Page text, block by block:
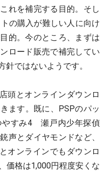
れを補完する目的。そし
の購入が難しい人に向け
的。今のところ、まずは
ロード販売で補完してい
針ではないようです。
頭とオンラインダウンロ
ます。既に、PSPのパッ
やすみ4 瀬戸内少年探偵
声とダイヤモンドなど、
オンラインでもダウンロ
価格は1,000円程度安くな